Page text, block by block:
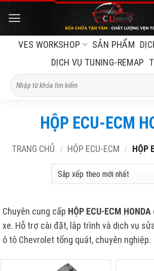
Bỏ
qua
nội
VES WORKSHOP SẢN PHẨM
DỊCH VỤ TUNING-REMAP
Tìm
kiếm:
HỘP ECU-ECM
TRANG CHỦ / HỘP ECU-ECM / HỘP
Chuyên cung cấp HỘP ECU-ECM HONDA
xe. Hỗ trợ cài đặt, lập trình và dịch vụ
ô tô Chevrolet tổng quát, chuyên nghiệp.